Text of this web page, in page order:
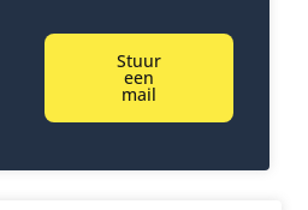
Stuur
een
mail